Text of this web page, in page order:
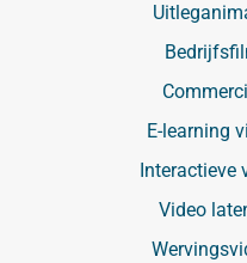
E-learning
Interactieve
Video